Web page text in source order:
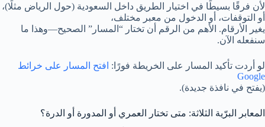
لأن فرقًا بسيطًا في اختيار الطريق داخل السعودية (حول الرياض مثلًا)،
أو التوقفات، أو الدخول من معبر مختلف،
يغير الأرقام. الأهم من الرقم أن تختار “المسار” الصحيح—وهذا ما
سنفعله الآن.
لو أردت تأكيد المسار على الخريطة فورًا: افتح المسار على خرائط
Google
(يفتح في نافذة جديدة).
المعابر البرّية الثلاثة: متى تختار العمري أو المدورة أو الدرة؟